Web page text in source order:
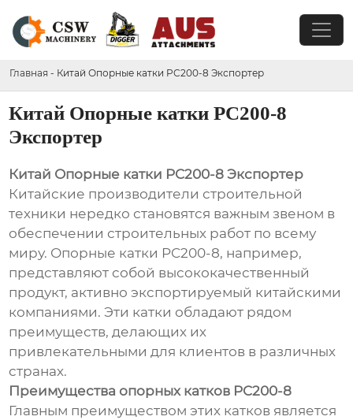
Главная - Китай Опорные катки PC200-8 Экспортер
Китай Опорные катки PC200-8
Экспортер
Китай Опорные катки PC200-8 Экспортер
Китайские производители строительной
техники нередко становятся важным звеном в
обеспечении строительных работ по всему
миру. Опорные катки PC200-8, например,
представляют собой высококачественный
продукт, активно экспортируемый китайскими
компаниями. Эти катки обладают рядом
преимуществ, делающих их
привлекательными для клиентов в различных
странах.
Преимущества опорных катков PC200-8
Главным преимуществом этих катков является